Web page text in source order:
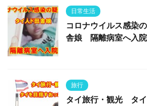
日常生活
コロナウイルス感染
舎娘 隔離病室へ入
旅行
タイ旅行・観光 タ